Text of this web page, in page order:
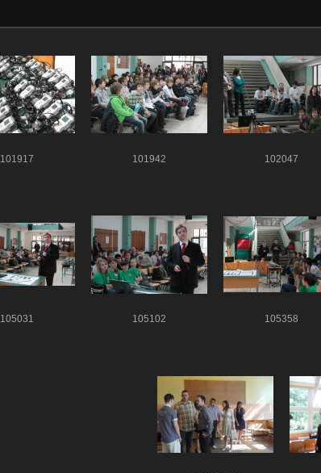
101917 101942 102047
105031 105102 105358